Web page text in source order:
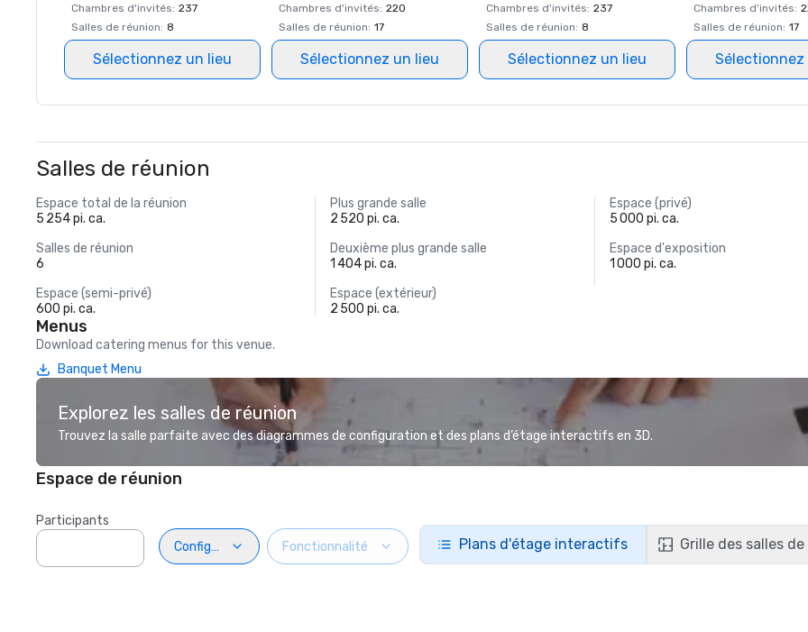
Chambres d'invités: 237
Salles de réunion: 8
Sélectionnez un lieu
Chambres d'invités: 220
Salles de réunion: 17
Sélectionnez un lieu
Chambres d'invités: 237
Salles de réunion: 8
Sélectionnez un lieu
Chambres d'invités:
Salles de réunion: 17
Sélectionnez
Salles de réunion
Espace total de la réunion
5 254 pi. ca.
Plus grande salle
2 520 pi. ca.
Espace (privé)
5 000 pi. ca.
Salles de réunion
6
Deuxième plus grande salle
1 404 pi. ca.
Espace d'exposition
1 000 pi. ca.
Espace (semi-privé)
600 pi. ca.
Espace (extérieur)
2 500 pi. ca.
Menus
Download catering menus for this venue.
Banquet Menu
Explorez les salles de réunion
Trouvez la salle parfaite avec des diagrammes de configuration et des plans d’étage interactifs en 3D.
Espace de réunion
Participants
Configuration
Fonctionnalité Plans d'étage interactifs Grille des salles